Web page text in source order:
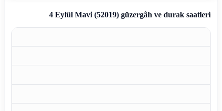
4 Eylül Mavi (52019)güzergâh ve durak saatleri